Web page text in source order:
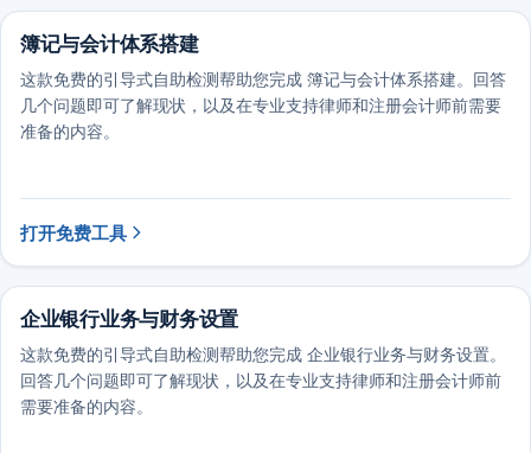
簿记与会计体系搭建
这款免费的引导式自助检测帮助您完成 簿记与会计体系搭建。回答
几个问题即可了解现状，以及在专业支持律师和注册会计师前需要
准备的内容。
打开免费工具
企业银行业务与财务设置
这款免费的引导式自助检测帮助您完成 企业银行业务与财务设置。
回答几个问题即可了解现状，以及在专业支持律师和注册会计师前
需要准备的内容。